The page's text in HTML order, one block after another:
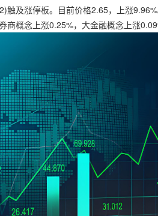
及涨停板。目前价格2.65，上涨
概念上涨0.25%，大金融概念上涨